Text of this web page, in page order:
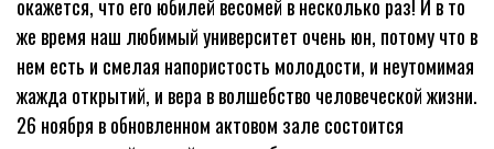
окажется, что его юбилей весомей в несколько раз! И в то
же время наш любимый университет очень юн, потому что в
нем есть и смелая напористость молодости, и неутомимая
жажда открытий, и вера в волшебство человеческой жизни.
26 ноября в обновленном актовом зале состоится